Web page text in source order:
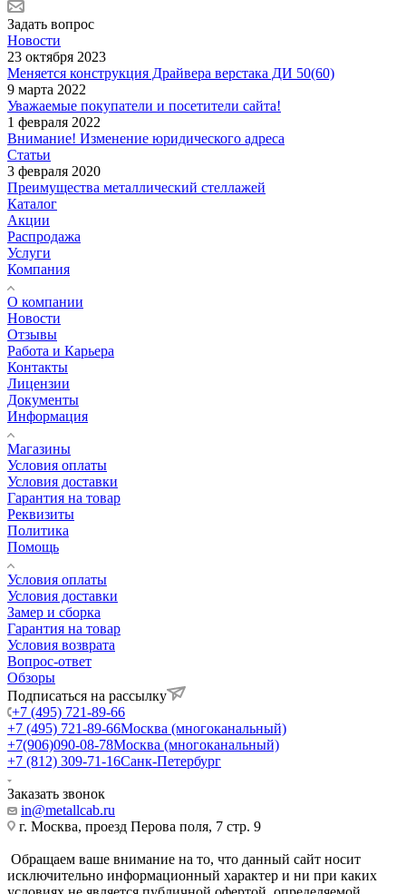
Задать вопрос
Новости
23 октября 2023
Меняется конструкция Драйвера верстака ДИ 50(60)
9 марта 2022
Уважаемые покупатели и посетители сайта!
1 февраля 2022
Внимание! Изменение юридического адреса
Статьи
3 февраля 2020
Преимущества металлический стеллажей
Каталог
Акции
Распродажа
Услуги
Компания
О компании
Новости
Отзывы
Работа и Карьера
Контакты
Лицензии
Документы
Информация
Магазины
Условия оплаты
Условия доставки
Гарантия на товар
Реквизиты
Политика
Помощь
Условия оплаты
Условия доставки
Замер и сборка
Гарантия на товар
Условия возврата
Вопрос-ответ
Обзоры
Подписаться на рассылку
+7 (495) 721-89-66
+7 (495) 721-89-66Москва (многоканальный)
+7(906)090-08-78Москва (многоканальный)
+7 (812) 309-71-16Санк-Петербург
Заказать звонок
in@metallcab.ru
г. Москва, проезд Перова поля, 7 стр. 9
Обращаем ваше внимание на то, что данный сайт носит
исключительно информационный характер и ни при каких